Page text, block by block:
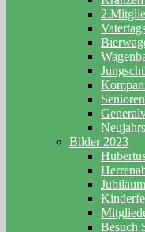
Bilder 2023
Besuch